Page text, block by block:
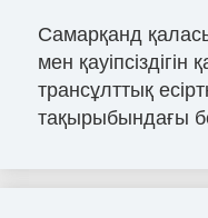
Самарқанд
мен
трансұлттық
тақырыбындағы